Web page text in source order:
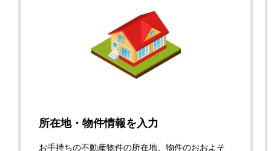
所在地・物件情報を入力
お手持ちの不動産物件の所在地、物件のおおよそ